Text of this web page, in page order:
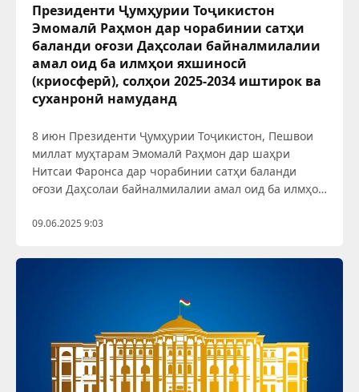
Президенти Ҷумҳурии Тоҷикистон
Эмомалӣ Раҳмон дар чорабинии сатҳи
баланди оғози Даҳсолаи байналмилалии
амал оид ба илмҳои яхшиносӣ
(криосферӣ), солҳои 2025-2034 иштирок ва
суханронӣ намуданд
8 июн Президенти Ҷумҳурии Тоҷикистон, Пешвои
миллат муҳтарам Эмомалӣ Раҳмон дар шаҳри
Нитсаи Фаронса дар чорабинии сатҳи баланди
оғози Даҳсолаи байналмилалии амал оид ба илмҳои
ва суханронӣ намуданд.
09.06.2025 9:03